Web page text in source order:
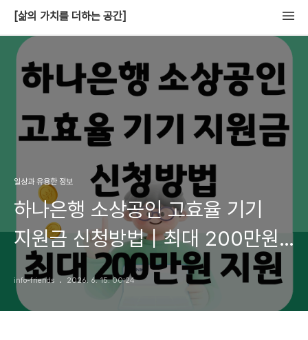
[삶의 가치를 더하는 공간]
일상과 유용한 정보
하나은행 소상공인 고효율 기기
지원금 신청방법｜최대 200만원
지원
info-friends 2026. 6. 15. 00:24